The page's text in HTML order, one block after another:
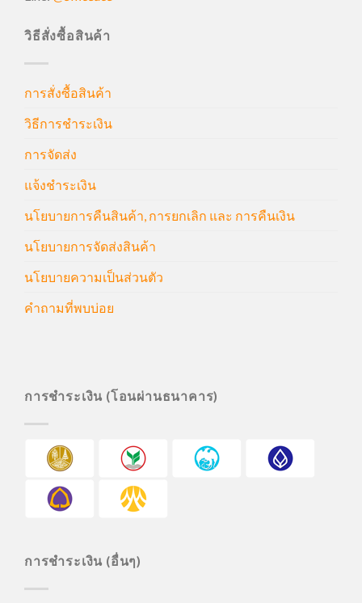
วิธีสั่งซื้อสินค้า
การสั่งซื้อสินค้า
วิธีการชำระเงิน
การจัดส่ง
แจ้งชำระเงิน
นโยบายการคืนสินค้า, การยกเลิก และ การคืนเงิน
นโยบายการจัดส่งสินค้า
นโยบายความเป็นส่วนตัว
คำถามที่พบบ่อย
การชำระเงิน (โอนผ่านธนาคาร)
การชำระเงิน (อื่นๆ)